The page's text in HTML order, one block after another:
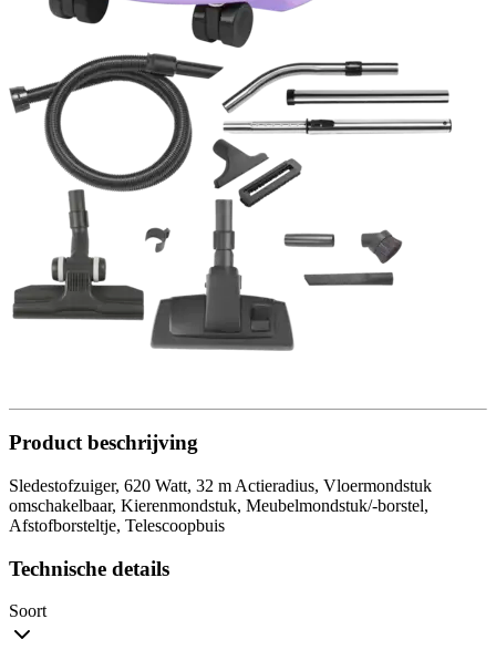
Product beschrijving
Sledestofzuiger, 620 Watt, 32 m Actieradius, Vloermondstuk
omschakelbaar, Kierenmondstuk, Meubelmondstuk/-borstel,
Afstofborsteltje, Telescoopbuis
Technische details
Soort